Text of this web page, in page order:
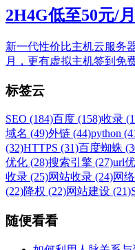
2H4G低至50元/月
新一代性价比主机云服务
月，更有虚拟主机签到免
标签云
SEO (184)百度 (158)收录
域名 (49)外链 (44)python
(32)HTTPS (31)百度蜘蛛
优化 (28)搜索引擎 (27)url
收录 (25)网站收录 (24)网
(22)降权 (22)网站建设 (21)
随便看看